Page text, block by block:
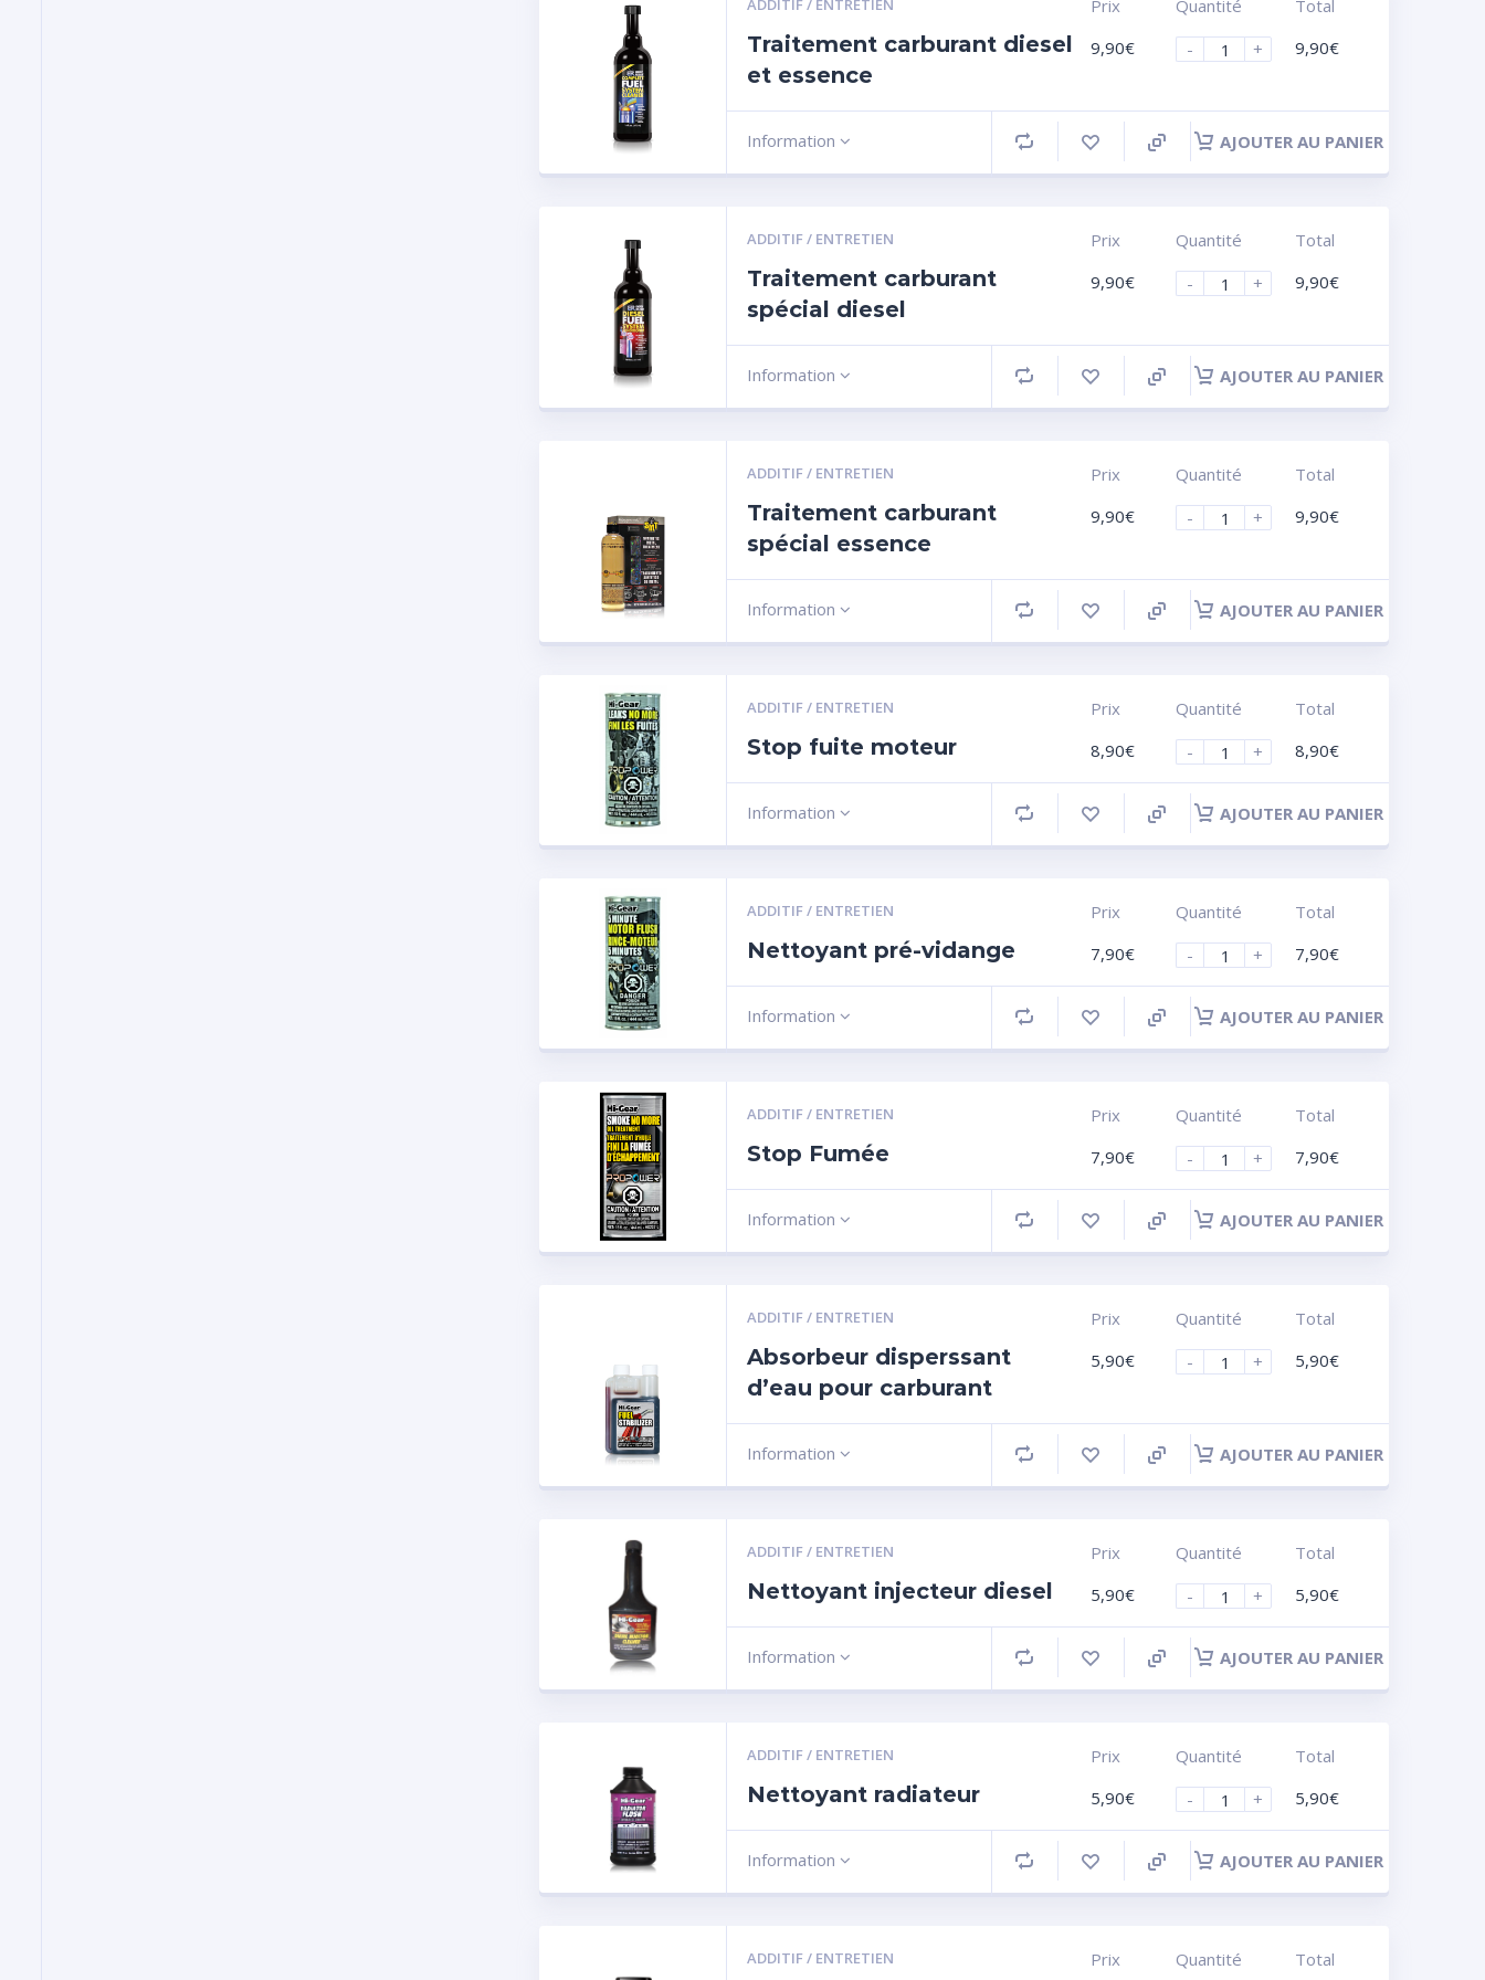
ADDITIF / ENTRETIEN
Traitement carburant diesel
et essence
Prix
9,90€
Quantité
-
+
Total
9,90€
Information AJOUTER AU PANIER
ADDITIF / ENTRETIEN
Traitement carburant
spécial diesel
Prix
9,90€
Quantité
-
+
Total
9,90€
Information AJOUTER AU PANIER
ADDITIF / ENTRETIEN
Traitement carburant
spécial essence
Prix
9,90€
Quantité
-
+
Total
9,90€
Information AJOUTER AU PANIER
ADDITIF / ENTRETIEN
Stop fuite moteur
Prix
8,90€
Quantité
-
+
Total
8,90€
Information AJOUTER AU PANIER
ADDITIF / ENTRETIEN
Nettoyant pré-vidange
Prix
7,90€
Quantité
-
+
Total
7,90€
Information AJOUTER AU PANIER
ADDITIF / ENTRETIEN
Stop Fumée
Prix
7,90€
Quantité
-
+
Total
7,90€
Information AJOUTER AU PANIER
ADDITIF / ENTRETIEN
Absorbeur disperssant
d’eau pour carburant
Prix
5,90€
Quantité
-
+
Total
5,90€
Information AJOUTER AU PANIER
ADDITIF / ENTRETIEN
Nettoyant injecteur diesel
Prix
5,90€
Quantité
-
+
Total
5,90€
Information AJOUTER AU PANIER
ADDITIF / ENTRETIEN
Nettoyant radiateur
Prix
5,90€
Quantité
-
+
Total
5,90€
Information AJOUTER AU PANIER
ADDITIF / ENTRETIEN Prix Quantité Total